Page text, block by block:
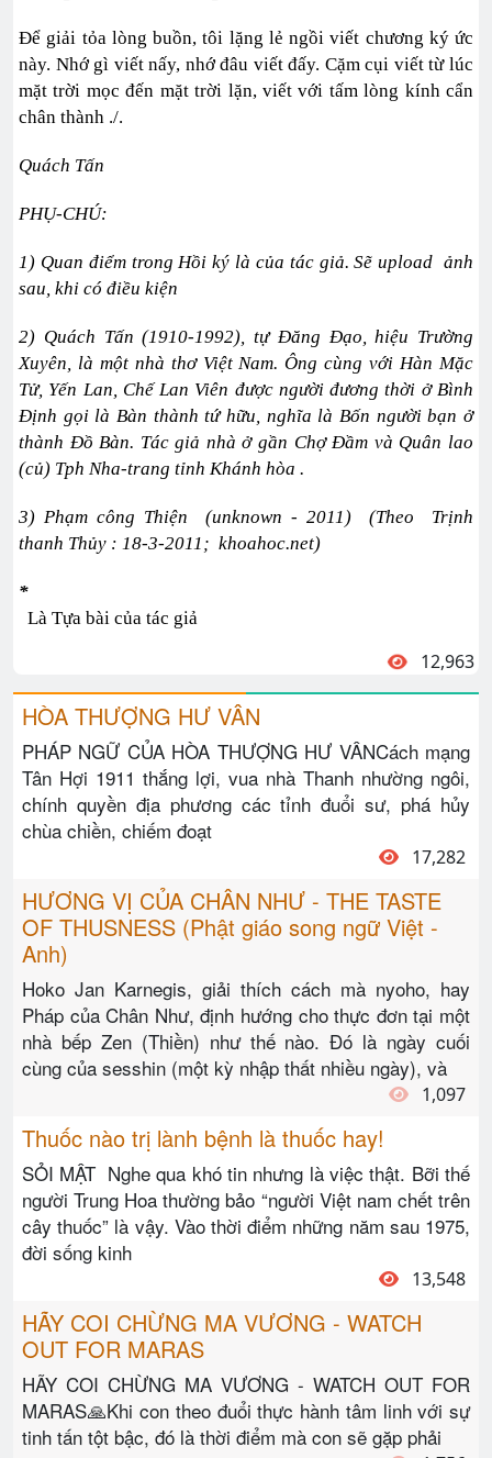
Để giải tỏa lòng buồn, tôi lặng lẻ ngồi viết chương ký ức
này. Nhớ gì viết nấy, nhớ đâu viết đấy. Cặm cụi viết từ lúc
mặt trời mọc đến mặt trời lặn, viết với tấm lòng kính cẩn
chân thành ./.
Quách Tấn
PHỤ-CHÚ:
1) Quan điểm trong Hồi ký là của tác giả. Sẽ upload ảnh
sau, khi có điều kiện
2) Quách Tấn (1910-1992), tự Đăng Đạo, hiệu Trường
Xuyên, là một nhà thơ Việt Nam. Ông cùng với Hàn Mặc
Tử, Yến Lan, Chế Lan Viên được người đương thời ở Bình
Định gọi là Bàn thành tứ hữu, nghĩa là Bốn người bạn ở
thành Đồ Bàn. Tác giả nhà ở gần Chợ Đầm và Quân lao
(củ) Tph Nha-trang tỉnh Khánh hòa .
3) Phạm công Thiện (unknown - 2011) (Theo Trịnh
thanh Thủy : 18-3-2011; khoahoc.net)
*
Là Tựa bài của tác giả
12,963
HÒA THƯỢNG HƯ VÂN
PHÁP NGỮ CỦA HÒA THƯỢNG HƯ VÂNCách mạng
Tân Hợi 1911 thắng lợi, vua nhà Thanh nhường ngôi,
chính quyền địa phương các tỉnh đuổi sư, phá hủy
chùa chiền, chiếm đoạt
17,282
HƯƠNG VỊ CỦA CHÂN NHƯ - THE TASTE
OF THUSNESS (Phật giáo song ngữ Việt -
Anh)
Hoko Jan Karnegis, giải thích cách mà nyoho, hay
Pháp của Chân Như, định hướng cho thực đơn tại một
nhà bếp Zen (Thiền) như thế nào. Đó là ngày cuối
cùng của sesshin (một kỳ nhập thất nhiều ngày), và
1,097
Thuốc nào trị lành bệnh là thuốc hay!
SỎI MẬT Nghe qua khó tin nhưng là việc thật. Bỡi thế
người Trung Hoa thường bảo “người Việt nam chết trên
cây thuốc” là vậy. Vào thời điểm những năm sau 1975,
đời sống kinh
13,548
HÃY COI CHỪNG MA VƯƠNG - WATCH
OUT FOR MARAS
HÃY COI CHỪNG MA VƯƠNG - WATCH OUT FOR
MARAS🙏Khi con theo đuổi thực hành tâm linh với sự
tinh tấn tột bậc, đó là thời điểm mà con sẽ gặp phải